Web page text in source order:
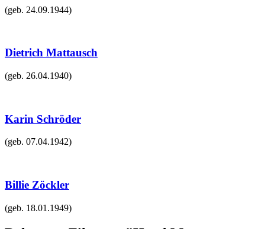
(geb. 24.09.1944)
Dietrich Mattausch
(geb. 26.04.1940)
Karin Schröder
(geb. 07.04.1942)
Billie Zöckler
(geb. 18.01.1949)